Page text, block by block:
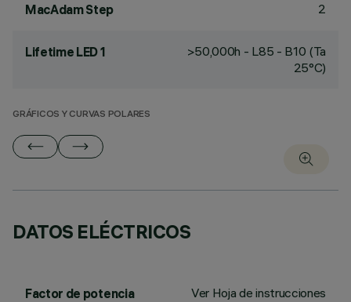
MacAdam Step 2
Lifetime LED 1
>50,000h - L85 - B10 (Ta
25°C)
GRÁFICOS Y CURVAS POLARES
DATOS ELÉCTRICOS
Factor de potencia Ver Hoja de instrucciones